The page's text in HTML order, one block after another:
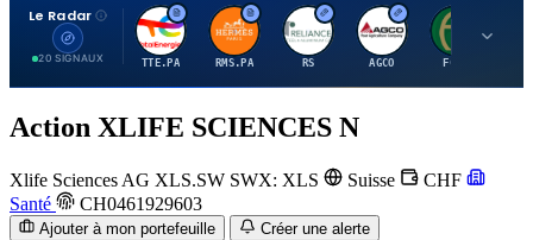
Le Radar
20 SIGNAUX
T
TTE.PA
H
RMS.PA
R
RS
A
AGCO FCFS
Action XLIFE SCIENCES N
Xlife Sciences AG XLS.SW SWX: XLS Suisse
CHF
Santé
CH0461929603
Ajouter à mon portefeuille Créer une alerte